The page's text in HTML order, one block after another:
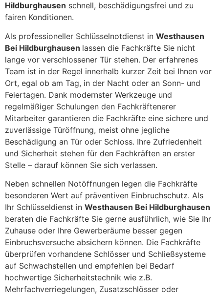
Hildburghausen schnell, beschädigungsfrei und zu
fairen Konditionen.
Als professioneller Schlüsselnotdienst in Westhausen
Bei Hildburghausen lassen die Fachkräfte Sie nicht
lange vor verschlossener Tür stehen. Der erfahrenes
Team ist in der Regel innerhalb kurzer Zeit bei Ihnen vor
Ort, egal ob am Tag, in der Nacht oder an Sonn- und
Feiertagen. Dank modernster Werkzeuge und
regelmäßiger Schulungen den Fachkräftenerer
Mitarbeiter garantieren die Fachkräfte eine sichere und
zuverlässige Türöffnung, meist ohne jegliche
Beschädigung an Tür oder Schloss. Ihre Zufriedenheit
und Sicherheit stehen für den Fachkräften an erster
Stelle – darauf können Sie sich verlassen.
Neben schnellen Notöffnungen legen die Fachkräfte
besonderen Wert auf präventiven Einbruchschutz. Als
Ihr Schlüsseldienst in Westhausen Bei Hildburghausen
beraten die Fachkräfte Sie gerne ausführlich, wie Sie Ihr
Zuhause oder Ihre Gewerberäume besser gegen
Einbruchsversuche absichern können. Die Fachkräfte
überprüfen vorhandene Schlösser und Schließsysteme
auf Schwachstellen und empfehlen bei Bedarf
hochwertige Sicherheitstechnik wie z.B.
Mehrfachverriegelungen, Zusatzschlösser oder